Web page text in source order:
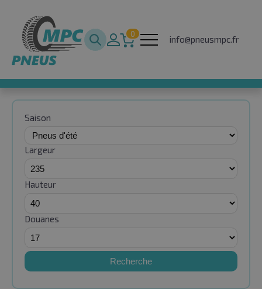
0
info@pneusmpc.fr
Saison
Largeur
Hauteur
Douanes
Recherche